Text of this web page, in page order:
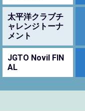
太平洋クラブチ
ャレンジトーナ
メント
JGTO Novil FIN
AL